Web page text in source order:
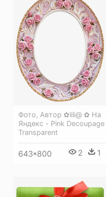
Фото, Автор ✿lili@ ✿ На
Яндекс - Pink Decoupage
Transparent
643*800 2 1